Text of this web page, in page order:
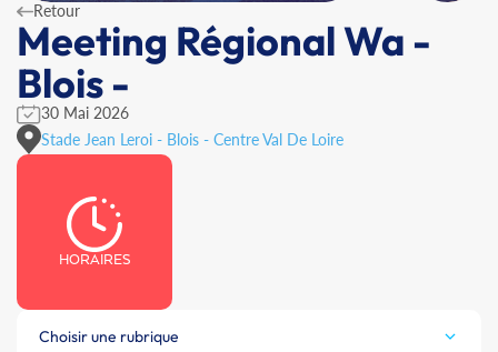
Retour
Meeting Régional Wa -
Blois -
30 Mai 2026
Stade Jean Leroi - Blois - Centre Val De Loire
HORAIRES
Choisir une rubrique